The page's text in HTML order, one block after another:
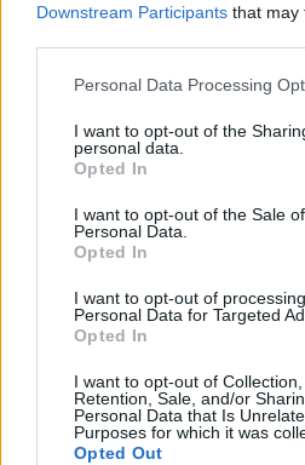
Downstream Participants that may
Please note that this website/app
not limited to your visit or usage
grant or deny consent to Google
use your data for below specified
consent section.
Personal Data Processing
I want to opt-out of the
personal data.
Opted In
I want to opt-out of the Sale
Personal Data.
Opted In
I want to opt-out of
Personal Data for Targeted
Opted In
I want to opt-out of Collection,
Retention, Sale, and/or
Personal Data that Is
Purposes for which it was
Opted Out
Csapatával bajnoki címet nyert
Europe Valenciában rendezett
TCR / 2024. SZEPT. 23.